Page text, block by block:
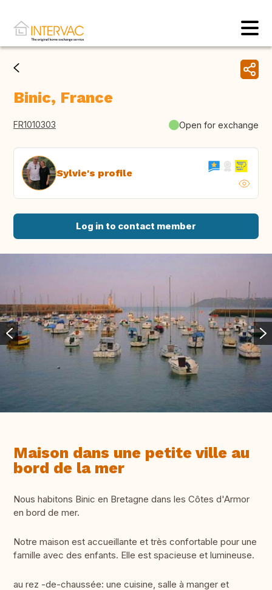
Binic, France
FR1010303 Open for exchange
Sylvie's profile
Log in to contact member
Maison dans une petite ville au
bord de la mer
Nous habitons Binic en Bretagne dans les Côtes d'Armor
en bord de mer.
Notre maison est accueillante et très confortable pour une
famille avec des enfants. Elle est spacieuse et lumineuse.
au rez -de-chaussée: une cuisine, salle à manger et